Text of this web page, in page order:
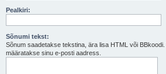
Pealkiri:
Sõnumi tekst:
Sõnum saadetakse tekstina, ära lisa HTML või
määratakse sinu e-posti aadress.